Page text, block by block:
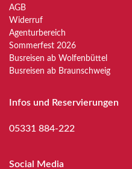
AGB
Widerruf
Agenturbereich
Sommerfest 2026
Busreisen ab Wolfenbüttel
Busreisen ab Braunschweig
Infos und Reservierungen
05331 884-222
Social Media